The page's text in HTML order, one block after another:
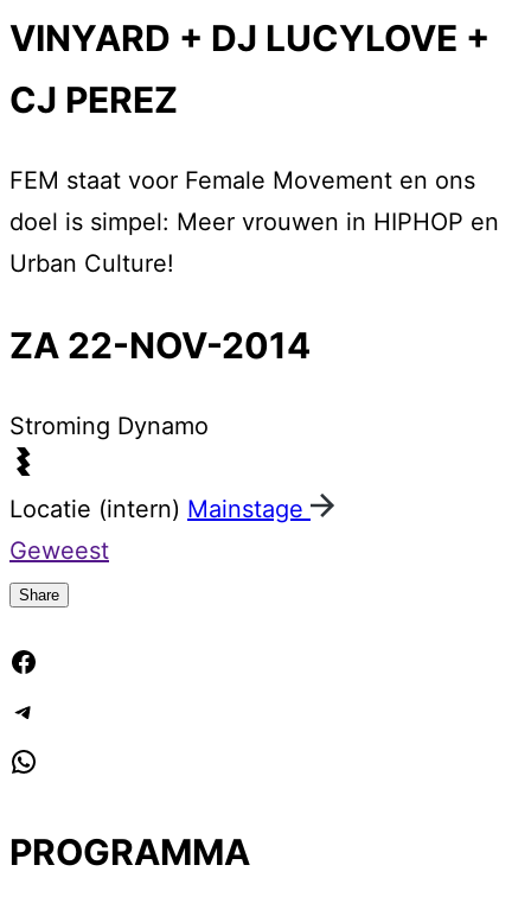
VINYARD + DJ LUCYLOVE +
CJ PEREZ
FEM staat voor Female Movement en ons
doel is simpel: Meer vrouwen in HIPHOP en
Urban Culture!
ZA 22-NOV-2014
Stroming Dynamo
Locatie (intern) Mainstage
Geweest
Share
PROGRAMMA